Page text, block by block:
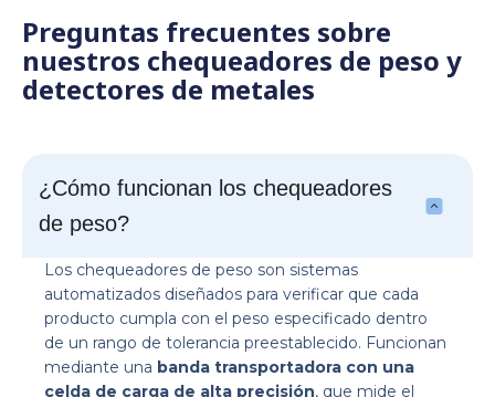
Preguntas frecuentes sobre
nuestros chequeadores de peso y
detectores de metales
¿Cómo funcionan los chequeadores
de peso?
Los chequeadores de peso son sistemas
automatizados diseñados para verificar que cada
producto cumpla con el peso especificado dentro
de un rango de tolerancia preestablecido. Funcionan
mediante una banda transportadora con una
celda de carga de alta precisión, que mide el